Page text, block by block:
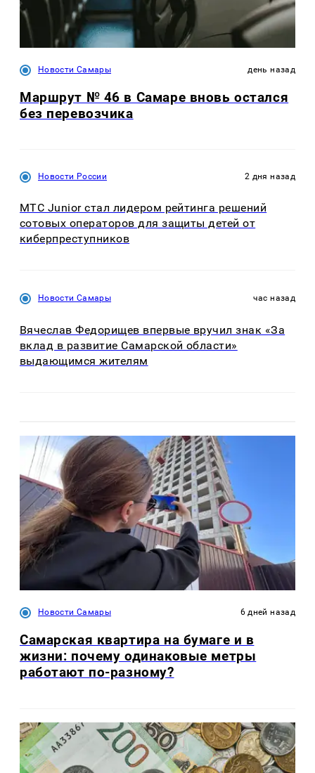
Новости Самары день назад
Маршрут № 46 в Самаре вновь остался
без перевозчика
Новости России 2 дня назад
МТС Junior стал лидером рейтинга решений
сотовых операторов для защиты детей от
киберпреступников
Новости Самары час назад
Вячеслав Федорищев впервые вручил знак «За
вклад в развитие Самарской области»
выдающимся жителям
Новости Самары 6 дней назад
Самарская квартира на бумаге и в
жизни: почему одинаковые метры
работают по-разному?